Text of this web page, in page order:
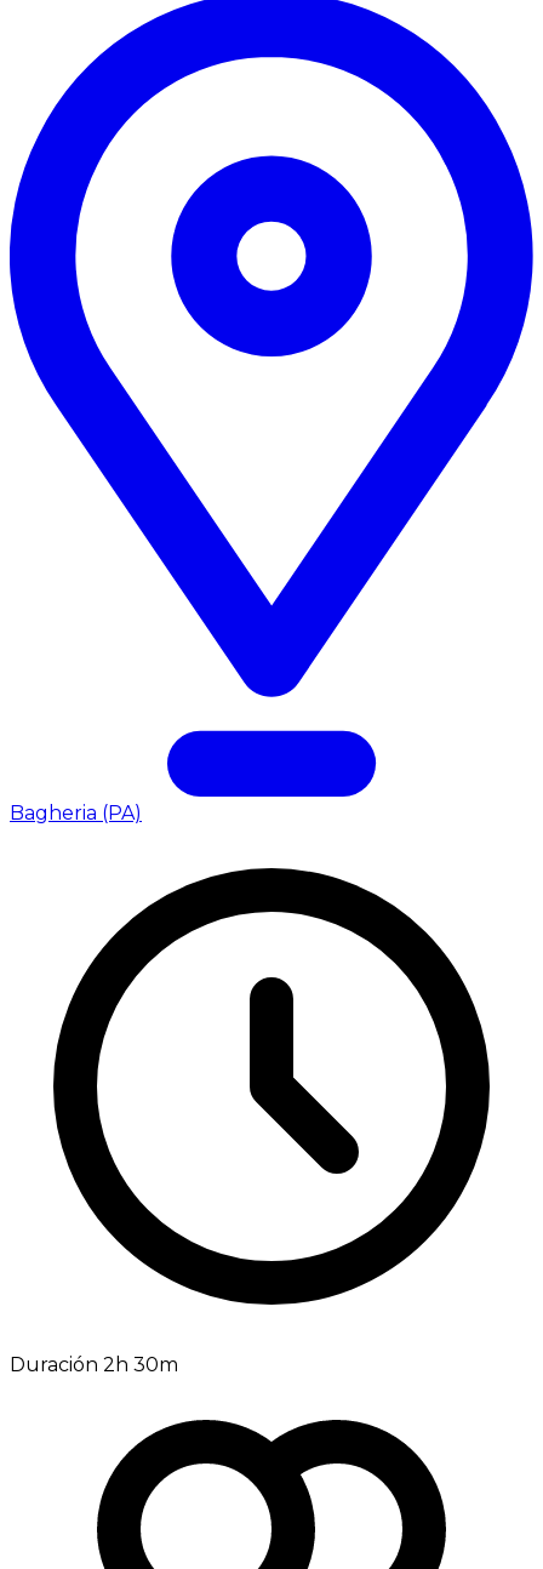
Bagheria (PA)
Duración 2h 30m